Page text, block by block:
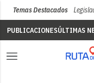
Temas Destacados
PUBLICACIONESÚLTIMAS